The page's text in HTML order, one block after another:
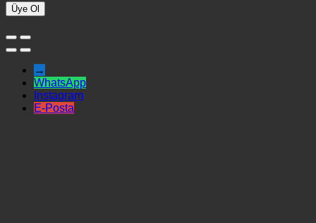
Üye Ol
→
WhatsApp
Instagram
E-Posta